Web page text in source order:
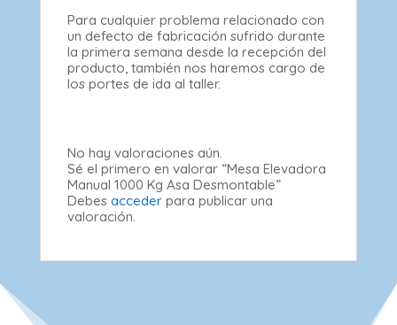
Para cualquier problema relacionado con
un defecto de fabricación sufrido durante
la primera semana desde la recepción del
producto, también nos haremos cargo de
los portes de ida al taller.
No hay valoraciones aún.
Sé el primero en valorar “Mesa Elevadora
Manual 1000 Kg Asa Desmontable”
Debes accederpara publicar una
valoración.